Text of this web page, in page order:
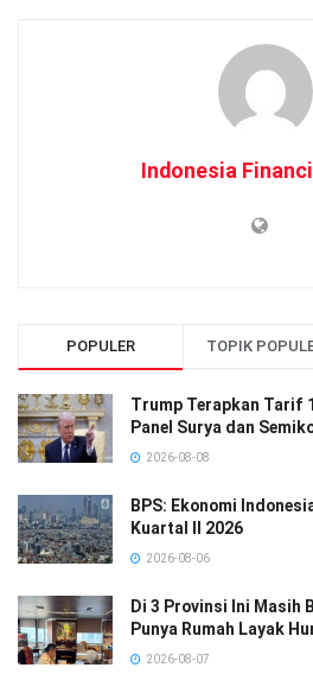
Indonesia
POPULER TOPIK
Trump Terapkan Tarif
Panel Surya dan
2026-08-08
BPS: Ekonomi
Kuartal II 2026
2026-08-06
Di 3 Provinsi Ini Masih
Punya Rumah Layak
2026-08-07